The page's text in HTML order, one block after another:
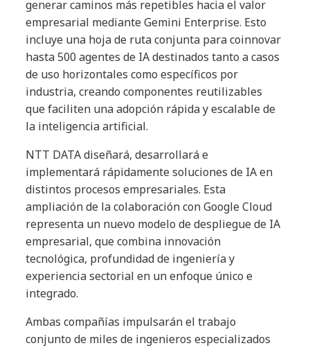
generar caminos más repetibles hacia el valor
empresarial mediante Gemini Enterprise. Esto
incluye una hoja de ruta conjunta para coinnovar
hasta 500 agentes de IA destinados tanto a casos
de uso horizontales como específicos por
industria, creando componentes reutilizables
que faciliten una adopción rápida y escalable de
la inteligencia artificial.
NTT DATA diseñará, desarrollará e
implementará rápidamente soluciones de IA en
distintos procesos empresariales. Esta
ampliación de la colaboración con Google Cloud
representa un nuevo modelo de despliegue de IA
empresarial, que combina innovación
tecnológica, profundidad de ingeniería y
experiencia sectorial en un enfoque único e
integrado.
Ambas compañías impulsarán el trabajo
conjunto de miles de ingenieros especializados